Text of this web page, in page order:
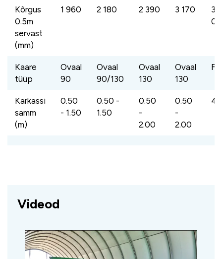
Kõrgus
0.5m
servast
(mm)
1 960 2 180 2 390 3 170
3
Kaare
tüüp
Ovaal
90
Ovaal
90/130
Ovaal
130
Ovaal
130
Karkassi
samm
(m)
0.50
- 1.50
0.50 -
1.50
0.50
-
2.00
0.50
-
2.00
Videod